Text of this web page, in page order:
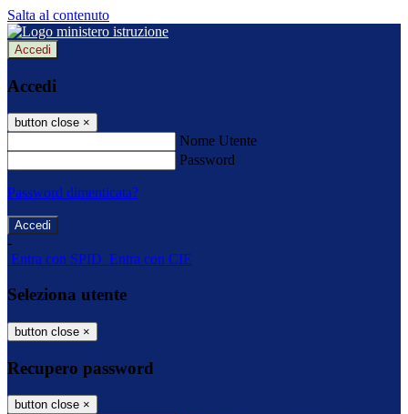
Salta al contenuto
Accedi
Accedi
button close ×
Nome Utente
Password
Password dimenticata?
-
Entra con SPID Entra con CIE
Seleziona utente
button close ×
Recupero password
button close ×